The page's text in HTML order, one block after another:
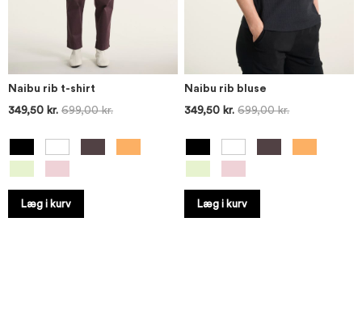
Naibu rib t-shirt
349,50 kr. 699,00 kr.
Læg i kurv
Naibu rib bluse
349,50 kr. 699,00 kr.
Læg i kurv